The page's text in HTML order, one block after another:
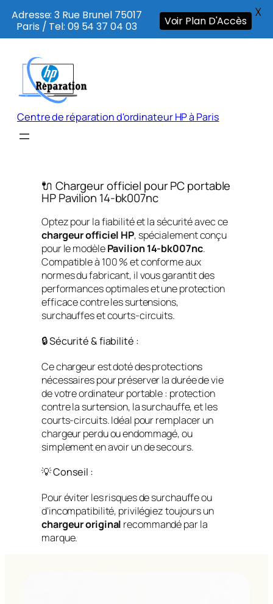
contenu
Centre de réparation d'ordinateur HP à Paris
🔌 Chargeur officiel pour PC portable
HP Pavilion 14-bk007nc
Optez pour la fiabilité et la sécurité avec ce
chargeur officiel HP, spécialement conçu
pour le modèlePavilion 14-bk007nc.
Compatible à 100 % et conforme aux
normes du fabricant, il vous garantit des
performances optimales et une protection
efficace contre les surtensions,
surchauffes et courts-circuits.
🔒 Sécurité & fiabilité :
Ce chargeur est doté des protections
nécessaires pour préserver la durée de vie
de votre ordinateur portable : protection
contre la surtension, la surchauffe, et les
courts-circuits. Idéal pour remplacer un
chargeur perdu ou endommagé, ou
simplement en avoir un de secours.
💡 Conseil :
Pour éviter les risques de surchauffe ou
d’incompatibilité, privilégiez toujours un
chargeur original recommandé par la
marque.
Adresse: 3 Rue Brunel 75017
Paris / Tel: 09 54 37 04 03
Voir Plan D'Accès
X